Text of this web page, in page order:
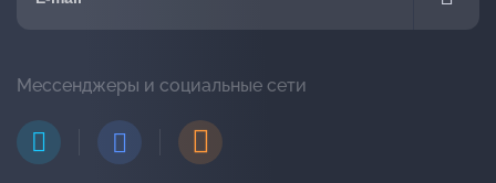
Мессенджеры и социальные сети